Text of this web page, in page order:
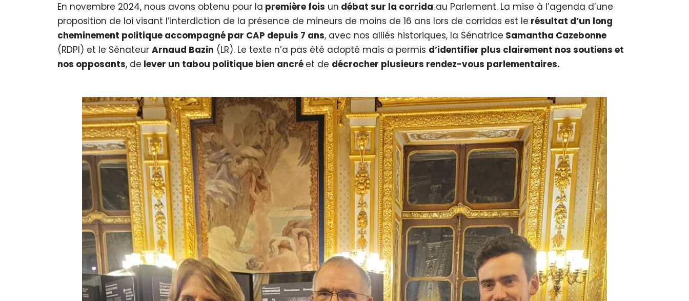
En novembre 2024, nous avons obtenu pour la première fois un débat sur la corrida au Parlement. La mise à l’agenda d’une
proposition de loi visant l’interdiction de la présence de mineurs de moins de 16 ans lors de corridas est le résultat d’un long
cheminement politique accompagné par CAP depuis 7 ans, avec nos alliés historiques, la Sénatrice Samantha Cazebonne
(RDPI) et le Sénateur Arnaud Bazin (LR). Le texte n’a pas été adopté mais a permis d’identifier plus clairement nos soutiens et
nos opposants, de lever un tabou politique bien ancré et de décrocher plusieurs rendez-vous parlementaires.